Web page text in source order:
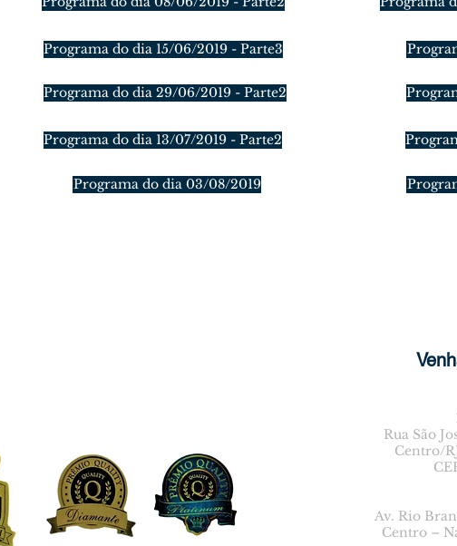
Programa do dia 15/06/2019 - Parte3
Programa do dia 29/06/2019 - Parte2
Programa do dia 13/07/2019 - Parte2
Programa do dia 03/08/2019
Rua São
Centro/
Av. Rio
Centro –